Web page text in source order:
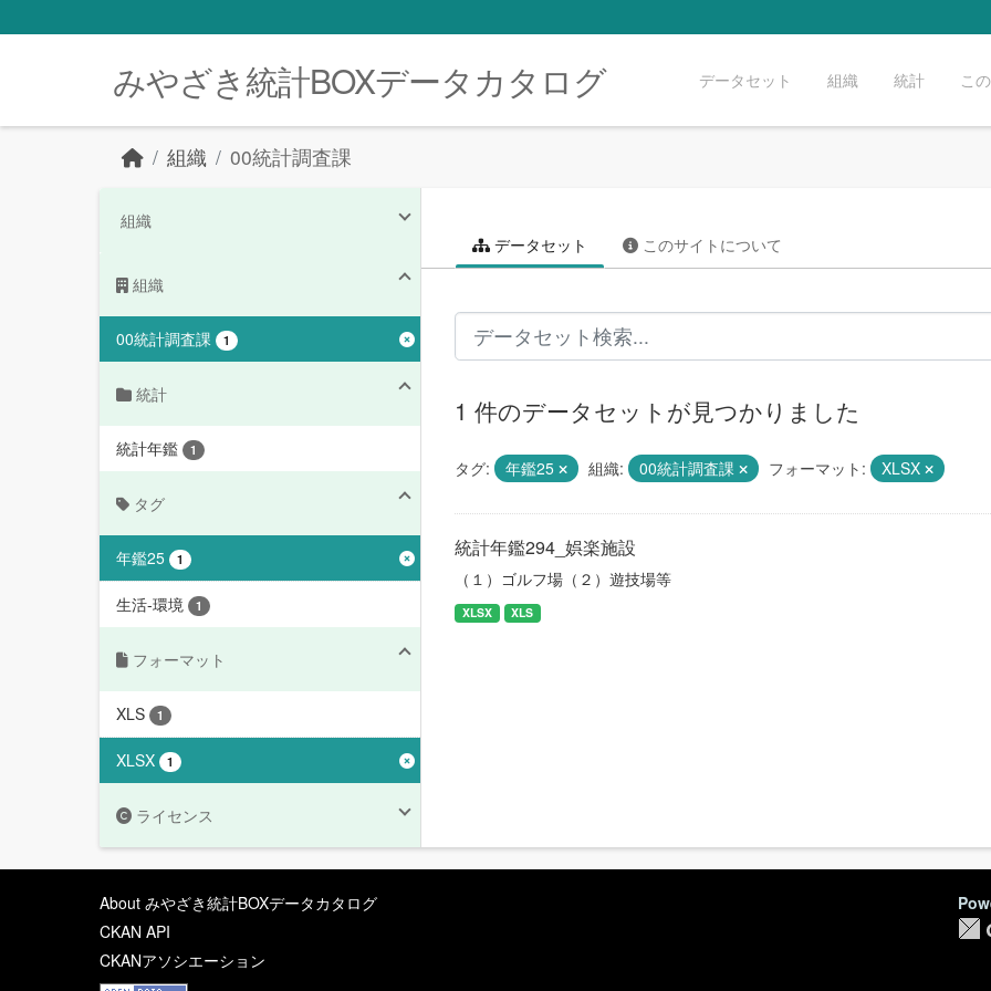
みやざき統計BOXデータカタログ データセット 組織 統計 こ
組織 00統計調査課
組織
組織
00統計調査課 1
統計
統計年鑑 1
タグ
年鑑25 1
生活-環境 1
フォーマット
XLS 1
XLSX 1
ライセンス
データセット このサイトについて
1 件のデータセットが見つかりました
タグ: 年鑑25 組織: 00統計調査課 フォーマット: XLSX
統計年鑑294_娯楽施設
（１）ゴルフ場（２）遊技場等
XLSX XLS
About みやざき統計BOXデータカタログ
CKAN API
CKANアソシエーション